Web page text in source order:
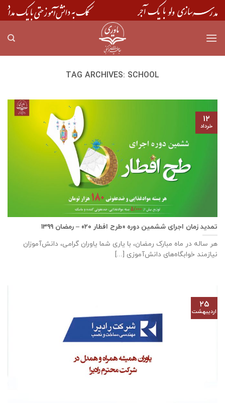
Skip
to
TAG ARCHIVES: SCHOOL
تمدید زمان اجرای ششمین دوره «طرح افطار ۲۰» – رمضان ۱۳۹۹
هر ساله در ماه مبارک رمضان، با یاری شما یاوران گرامی، دانش‌آموزان
نیازمند خوابگاه‌های دانش‌آموزی [...]
۱۲
خرداد
۲۵
اردیبهشت